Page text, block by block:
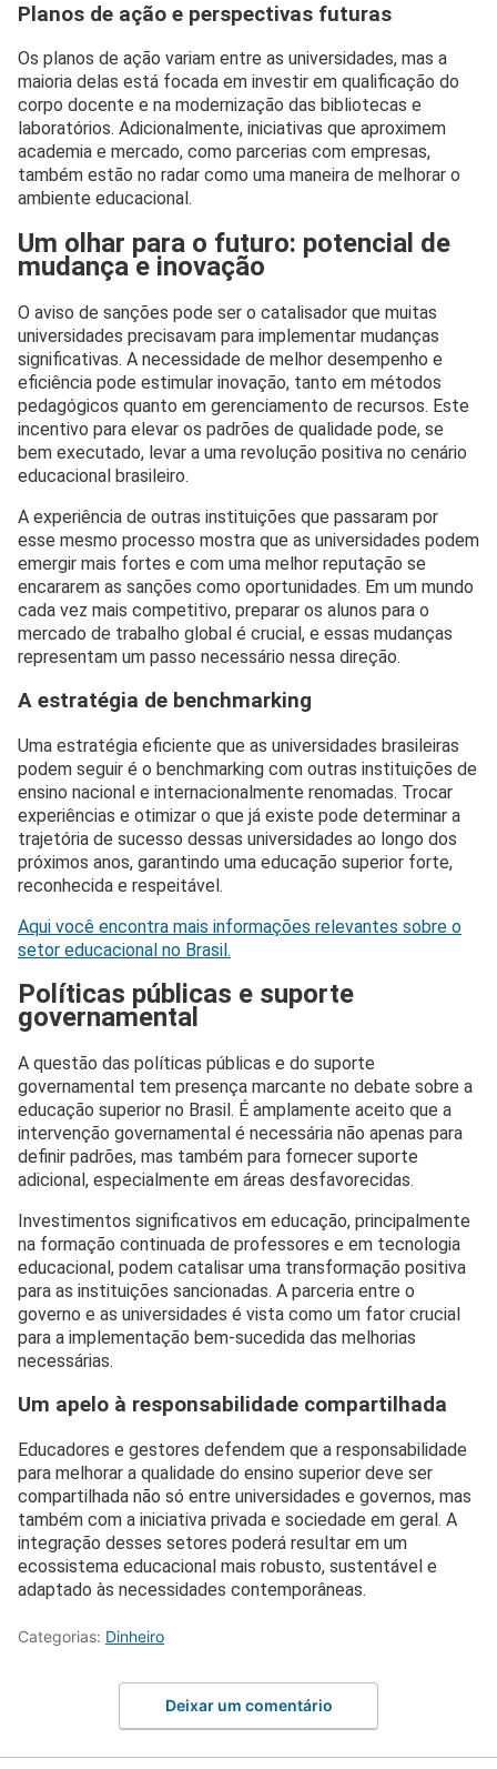
Planos de ação e perspectivas futuras
Os planos de ação variam entre as universidades, mas a
maioria delas está focada em investir em qualificação do
corpo docente e na modernização das bibliotecas e
laboratórios. Adicionalmente, iniciativas que aproximem
academia e mercado, como parcerias com empresas,
também estão no radar como uma maneira de melhorar o
ambiente educacional.
Um olhar para o futuro: potencial de
mudança e inovação
O aviso de sanções pode ser o catalisador que muitas
universidades precisavam para implementar mudanças
significativas. A necessidade de melhor desempenho e
eficiência pode estimular inovação, tanto em métodos
pedagógicos quanto em gerenciamento de recursos. Este
incentivo para elevar os padrões de qualidade pode, se
bem executado, levar a uma revolução positiva no cenário
educacional brasileiro.
A experiência de outras instituições que passaram por
esse mesmo processo mostra que as universidades podem
emergir mais fortes e com uma melhor reputação se
encararem as sanções como oportunidades. Em um mundo
cada vez mais competitivo, preparar os alunos para o
mercado de trabalho global é crucial, e essas mudanças
representam um passo necessário nessa direção.
A estratégia de benchmarking
Uma estratégia eficiente que as universidades brasileiras
podem seguir é o benchmarking com outras instituições de
ensino nacional e internacionalmente renomadas. Trocar
experiências e otimizar o que já existe pode determinar a
trajetória de sucesso dessas universidades ao longo dos
próximos anos, garantindo uma educação superior forte,
reconhecida e respeitável.
Aqui você encontra mais informações relevantes sobre o
setor educacional no Brasil.
Políticas públicas e suporte
governamental
A questão das políticas públicas e do suporte
governamental tem presença marcante no debate sobre a
educação superior no Brasil. É amplamente aceito que a
intervenção governamental é necessária não apenas para
definir padrões, mas também para fornecer suporte
adicional, especialmente em áreas desfavorecidas.
Investimentos significativos em educação, principalmente
na formação continuada de professores e em tecnologia
educacional, podem catalisar uma transformação positiva
para as instituições sancionadas. A parceria entre o
governo e as universidades é vista como um fator crucial
para a implementação bem-sucedida das melhorias
necessárias.
Um apelo à responsabilidade compartilhada
Educadores e gestores defendem que a responsabilidade
para melhorar a qualidade do ensino superior deve ser
compartilhada não só entre universidades e governos, mas
também com a iniciativa privada e sociedade em geral. A
integração desses setores poderá resultar em um
ecossistema educacional mais robusto, sustentável e
adaptado às necessidades contemporâneas.
Categorias: Dinheiro
Deixar um comentário